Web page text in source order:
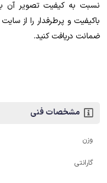
نسبت به کیفیت تصویر آن
ضمانت دریافت کنید.
مشخصات فنی
وزن
گارانتی